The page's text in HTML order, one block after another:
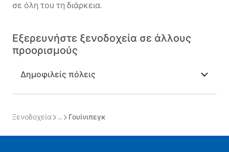
σε όλη του τη διάρκεια.
Εξερευνήστε ξενοδοχεία σε άλλους
προορισμούς
Δημοφιλείς πόλεις
Ξενοδοχεία ... Γουίνιπεγκ